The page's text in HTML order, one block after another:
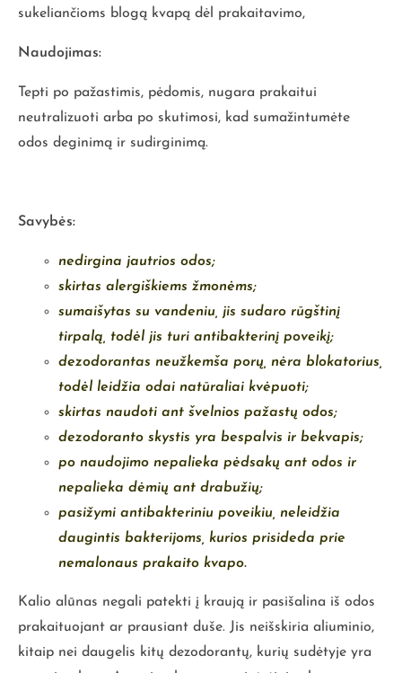
sukeliančioms blogą kvapą dėl prakaitavimo,
Naudojimas:
Tepti po pažastimis, pėdomis, nugara prakaitui
neutralizuoti arba po skutimosi, kad sumažintumėte
odos deginimą ir sudirginimą.
Savybės:
nedirgina jautrios odos;
skirtas alergiškiems žmonėms;
sumaišytas su vandeniu, jis sudaro rūgštinį
tirpalą, todėl jis turi antibakterinį poveikį;
dezodorantas neužkemša porų, nėra blokatorius,
todėl leidžia odai natūraliai kvėpuoti;
skirtas naudoti ant švelnios pažastų odos;
dezodoranto skystis yra bespalvis ir bekvapis;
po naudojimo nepalieka pėdsakų ant odos ir
nepalieka dėmių ant drabužių;
pasižymi antibakteriniu poveikiu, neleidžia
daugintis bakterijoms, kurios prisideda prie
nemalonaus prakaito kvapo.
Kalio alūnas negali patekti į kraują ir pasišalina iš odos
prakaituojant ar prausiant duše. Jis neišskiria aliuminio,
kitaip nei daugelis kitų dezodorantų, kurių sudėtyje yra